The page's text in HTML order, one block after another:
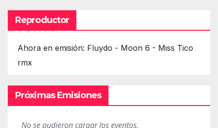
Reproductor
Ahora en emisión: Fluydo - Moon 6 - Miss Tico
rmx
Próximas Emisiones